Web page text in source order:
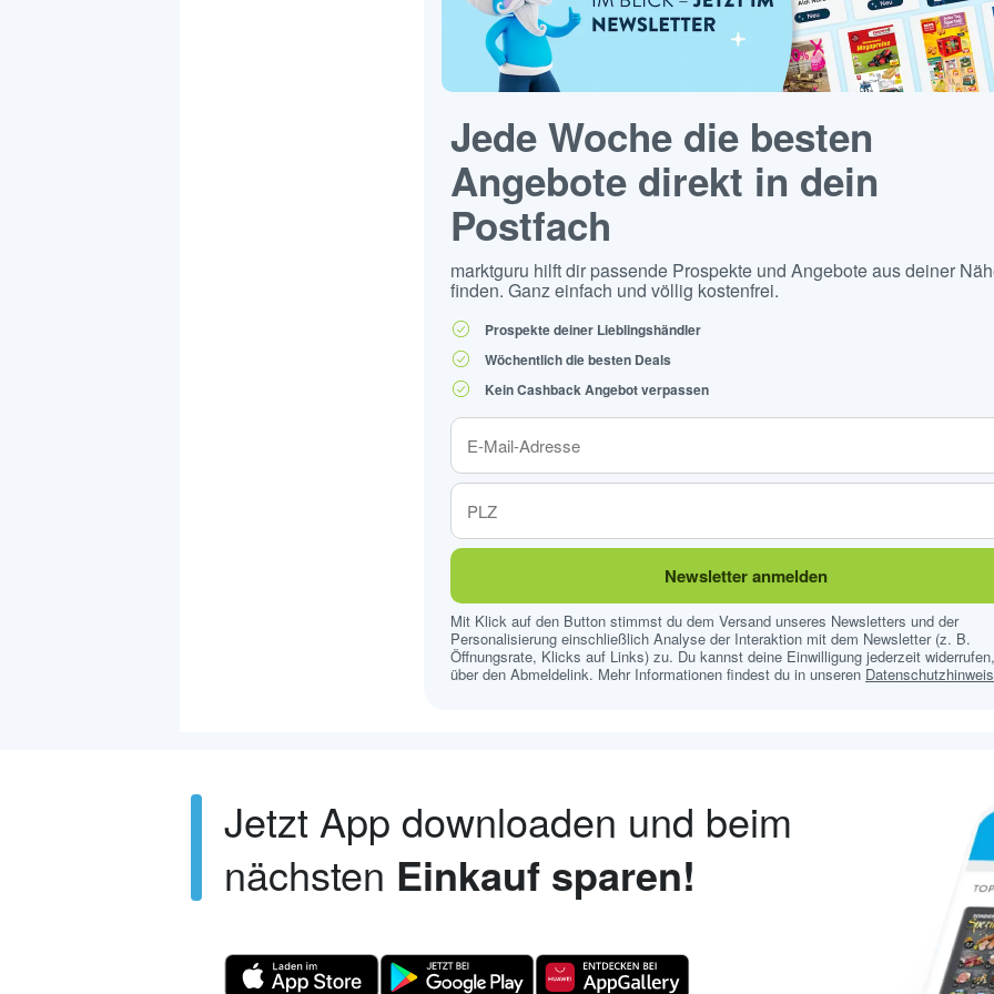
Jede Woche die besten
Angebote direkt in dein
Postfach
marktguru hilft dir passende Prospekte und Angebote aus deiner
finden. Ganz einfach und völlig kostenfrei.
Prospekte deiner Lieblingshändler
Wöchentlich die besten Deals
Kein Cashback Angebot verpassen
Newsletter anmelden
Mit Klick auf den Button stimmst du dem Versand unseres Newsletters und der
Personalisierung einschließlich Analyse der Interaktion mit dem Newsletter (z. B.
Öffnungsrate, Klicks auf Links) zu. Du kannst deine Einwilligung jederzeit
über den Abmeldelink. Mehr Informationen findest du in unseren
Jetzt App downloaden und beim
nächsten Einkauf sparen!